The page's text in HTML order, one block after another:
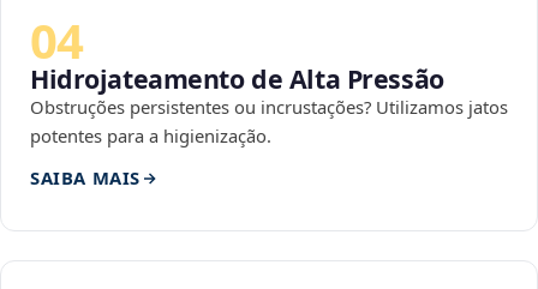
04
Hidrojateamento de Alta Pressão
Obstruções persistentes ou incrustações? Utilizamos jatos
potentes para a higienização.
SAIBA MAIS